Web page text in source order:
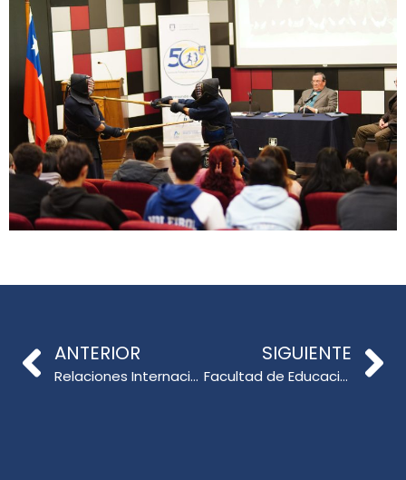
ANTERIOR
Relaciones Internacionales de la Facultad de Educación UdeC impulsa vínculos con universidades de Canadá
SIGUIENTE
Facultad de Educación UdeC reunió a autoridades nacionales para analizar los desafíos de la convivencia escolar